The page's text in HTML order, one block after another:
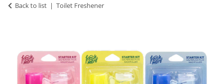
Back to list Toilet Freshener